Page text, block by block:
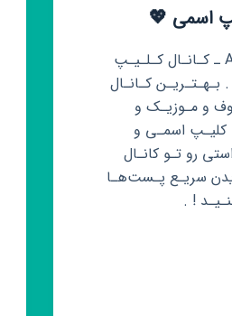
اسمی 💖
مـدیـر : Adnan_Shayeai ـ کـانـال کـلـیـپ
کـانـال
و مـوزیـک و
اسمـی و
رو تـو کانـال
سریـع پـست‌هـا
! .